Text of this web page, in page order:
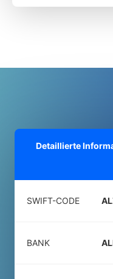
Detaillierte
SWIFT-CODE
BANK